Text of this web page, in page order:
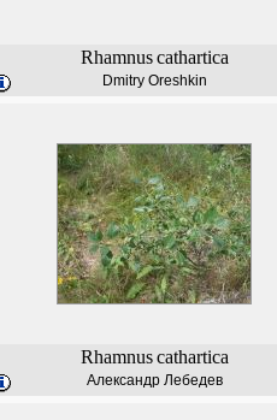
Rhamnus cathartica
Dmitry Oreshkin
Rhamnus cathartica
Александр Лебедев